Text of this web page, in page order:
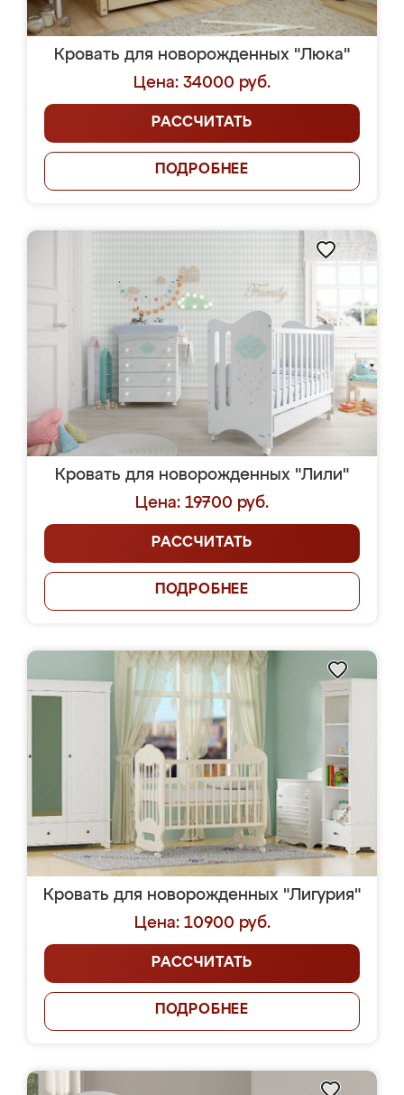
Кровать для новорожденных "Люка"
Цена: 34000 руб.
РАССЧИТАТЬ
ПОДРОБНЕЕ
Кровать для новорожденных "Лили"
Цена: 19700 руб.
РАССЧИТАТЬ
ПОДРОБНЕЕ
Кровать для новорожденных "Лигурия"
Цена: 10900 руб.
РАССЧИТАТЬ
ПОДРОБНЕЕ